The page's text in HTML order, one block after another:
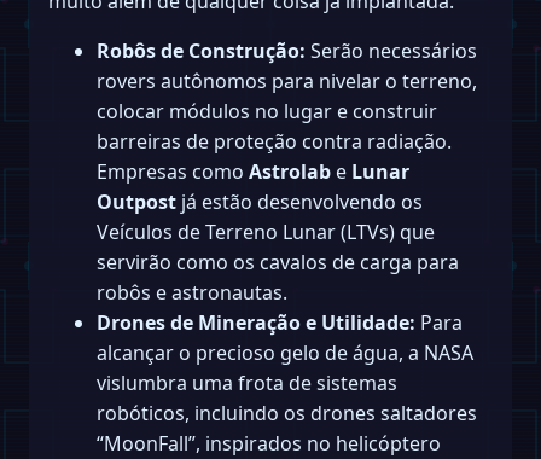
Robôs de Construção: Serão necessários
rovers autônomos para nivelar o terreno,
colocar módulos no lugar e construir
barreiras de proteção contra radiação.
Empresas como Astrolab e Lunar
Outpost já estão desenvolvendo os
Veículos de Terreno Lunar (LTVs) que
servirão como os cavalos de carga para
robôs e astronautas.
Drones de Mineração e Utilidade: Para
alcançar o precioso gelo de água, a NASA
vislumbra uma frota de sistemas
robóticos, incluindo os drones saltadores
“MoonFall”, inspirados no helicóptero